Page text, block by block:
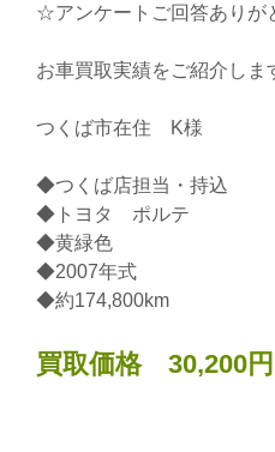
☆アンケートご回答ありが
お車買取実績をご紹介しま
つくば市在住 K様
◆つくば店担当・持込
◆トヨタ ポルテ
◆黄緑色
◆2007年式
◆約174,800km
買取価格 30,200円